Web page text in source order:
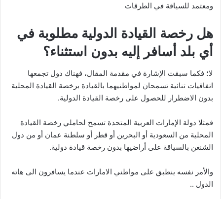
ومعتمد للسياقة في الطرقات
هل رخصة القيادة الدولية مطلوبة في
أي بلد أسافر إليه بدون استثناء؟
لا؛ فكما سبقت الإشارة في مقدمة المقال، فهناك دول تجمعها
اتفاقيات ثنائية تسمحان لمواطنيهما بالقيادة برخصة القيادة المحلية
بدون الاضطرار للحصول على رخصة القيادة الدولية.
فمثلا دولة الإمارات العربية المتحدة تسمح لحاملي رخصة القيادة
المحلية من السعودية أو البحرين أو قطر أو سلطنة عمان أو من دول
الشنغن بالسياقة على أراضيها بدون رخصة قيادة دولية.
والأمر نفسه ينطبق على مواطني الامارات عندما يسافرون الى هاته
الدول ..